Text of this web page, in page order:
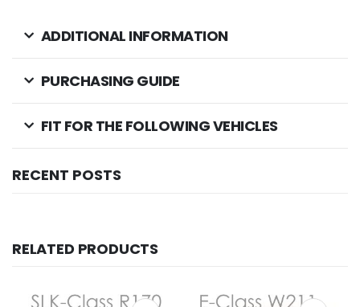
ADDITIONAL INFORMATION
PURCHASING GUIDE
FIT FOR THE FOLLOWING VEHICLES
RECENT POSTS
RELATED PRODUCTS